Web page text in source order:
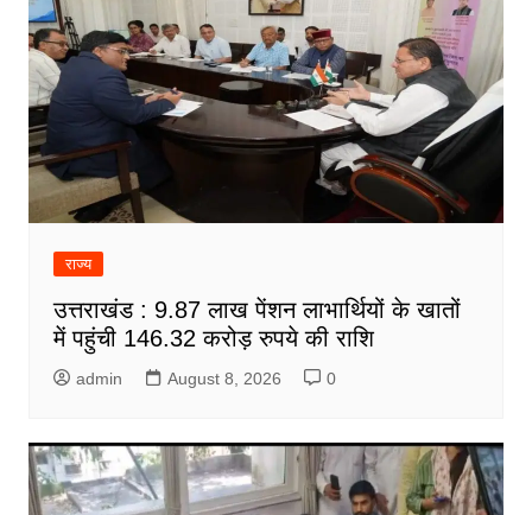
राज्य
उत्तराखंड : 9.87 लाख पेंशन लाभार्थियों के खातों
में पहुंची 146.32 करोड़ रुपये की राशि
admin August 8, 2026 0